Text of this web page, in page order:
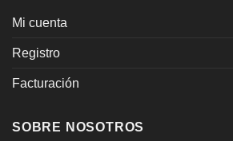
Mi cuenta
Registro
Facturación
SOBRE NOSOTROS